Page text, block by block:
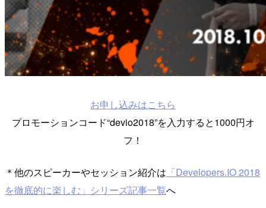
お申し込みはこちら
プロモーションコード“devio2018”を入力すると1000円オ
フ！
＊他のスピーカーやセッション紹介は 「Developers.IO 2018
を徹底的に楽しむ」シリーズ記事一覧へ